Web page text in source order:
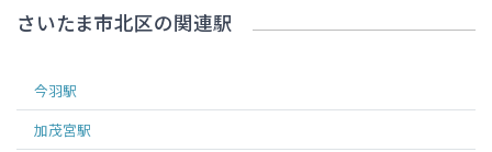
さいたま市北区の関連駅
今羽駅
加茂宮駅